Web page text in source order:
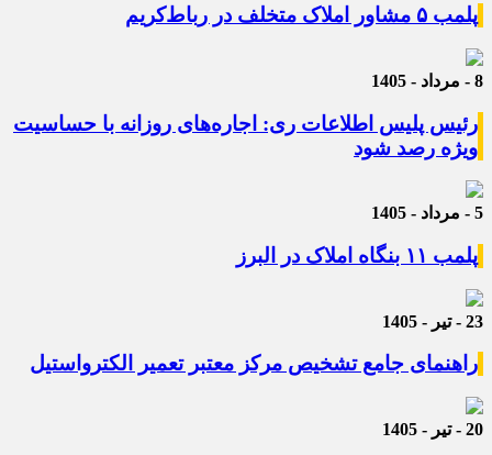
پلمب ۵ مشاور املاک متخلف در رباط‌کریم
8 - مرداد - 1405
رئیس پلیس اطلاعات ری: اجاره‌های روزانه با حساسیت
ویژه رصد شود
5 - مرداد - 1405
پلمب ۱۱ بنگاه املاک در البرز
23 - تیر - 1405
راهنمای جامع تشخیص مرکز معتبر تعمیر الکترواستیل
20 - تیر - 1405